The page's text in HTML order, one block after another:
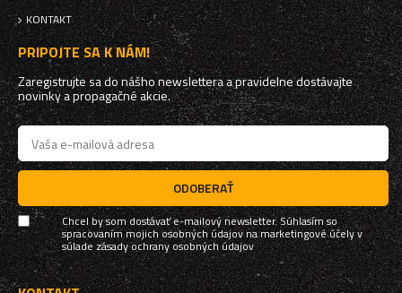
KONTAKT
PRIPOJTE SA K NÁM!
Zaregistrujte sa do nášho newslettera a pravidelne dostávajte
novinky a propagačné akcie.
ODOBERAŤ
Chcel by som dostávať e-mailový newsletter. Súhlasím so
spracovaním mojich osobných údajov na marketingové účely v
súladezásady ochrany osobných údajov